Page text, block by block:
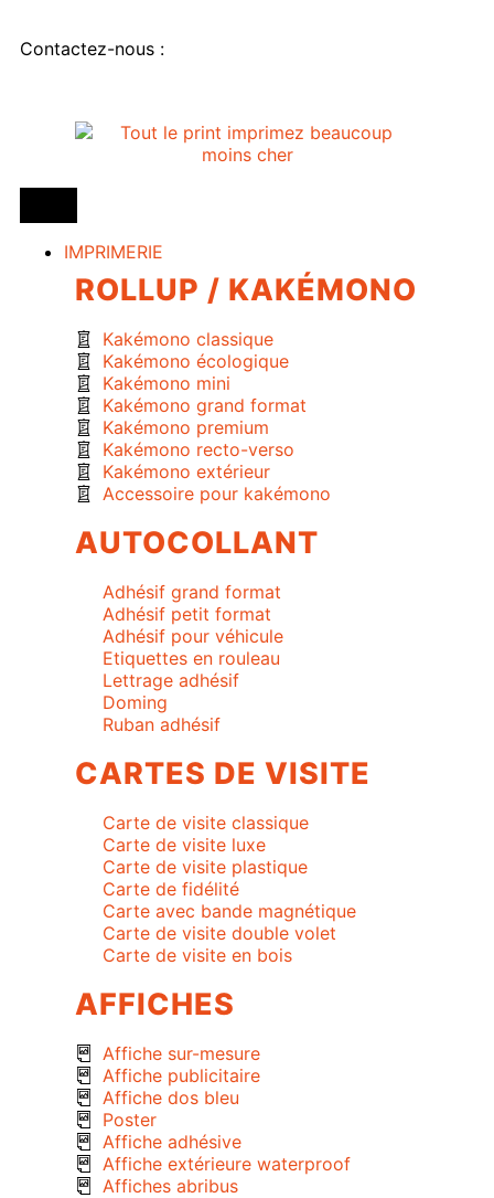
Contactez-nous :
IMPRIMERIE
ROLLUP / KAKÉMONO
Kakémono classique
Kakémono écologique
Kakémono mini
Kakémono grand format
Kakémono premium
Kakémono recto-verso
Kakémono extérieur
Accessoire pour kakémono
AUTOCOLLANT
Adhésif grand format
Adhésif petit format
Adhésif pour véhicule
Etiquettes en rouleau
Lettrage adhésif
Doming
Ruban adhésif
CARTES DE VISITE
Carte de visite classique
Carte de visite luxe
Carte de visite plastique
Carte de fidélité
Carte avec bande magnétique
Carte de visite double volet
Carte de visite en bois
AFFICHES
Affiche sur-mesure
Affiche publicitaire
Affiche dos bleu
Poster
Affiche adhésive
Affiche extérieure waterproof
Affiches abribus